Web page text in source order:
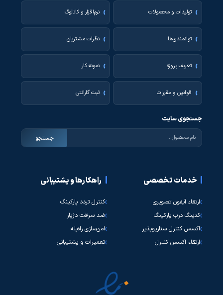
تولیدات و محصولات نرم‌افزار و کاتالوگ
توانمندی‌ها نظرات مشتریان
تعریف پروژه نمونه کار
قوانین و مقررات ثبت گارانتی
جستجوی سایت
جستجو
خدمات تخصصی
ارتقاء آیفون تصویری
کدینگ درب پارکینگ
اکسس کنترل سناریوپذیر
ارتقاء اکسس کنترل
راهکارها و پشتیبانی
کنترل تردد پارکینگ
ضد سرقت دژیار
امن‌سازی راه‌پله
تعمیرات و پشتیبانی